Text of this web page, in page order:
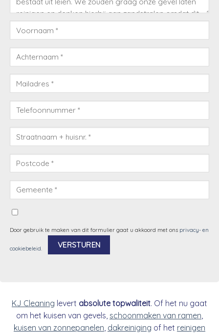
Door gebruik te maken van dit formulier gaat u akkoord met ons privacy- en
cookiebeleid.
KJ Cleaning levert absolute topwaliteit. Of het nu gaat
om het kuisen van gevels, schoonmaken van ramen
kuisen van zonnepanelen dakreiniging of het reinigen